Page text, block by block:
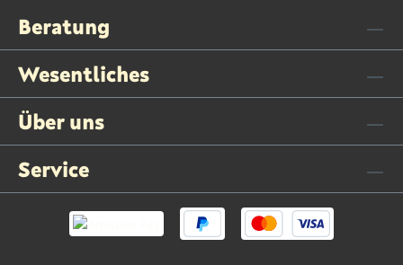
Beratung
Wesentliches
Über uns
Service